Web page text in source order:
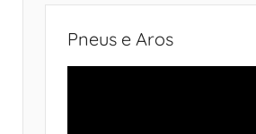
Pneus e Aros